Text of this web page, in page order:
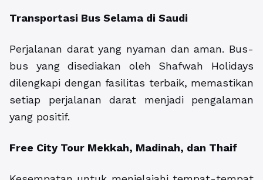
Transportasi Bus Selama di Saudi
Perjalanan darat yang nyaman dan aman. Bus-
bus yang disediakan oleh Shafwah Holidays
dilengkapi dengan fasilitas terbaik, memastikan
setiap perjalanan darat menjadi pengalaman
yang positif.
Free City Tour Mekkah, Madinah, dan Thaif